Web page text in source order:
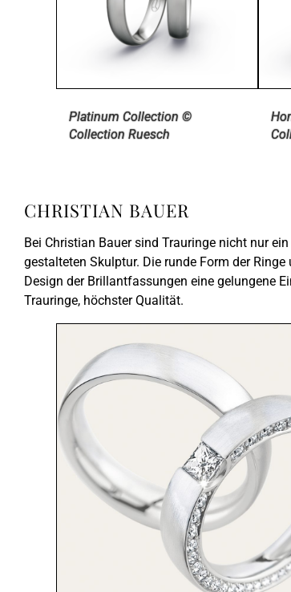
Platinum Collection ©
Collection Ruesch
CHRISTIAN BAUER
Bei Christian Bauer sind Trauringe nicht nur
gestalteten Skulptur. Die runde Form der
Design der Brillantfassungen eine gelungene
Trauringe, höchster Qualität.